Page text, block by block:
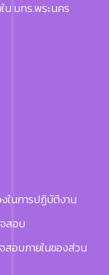
น มทร.พระนคร
ในการปฏิบัติงาน
สอบ
สอบภายในของส่วน